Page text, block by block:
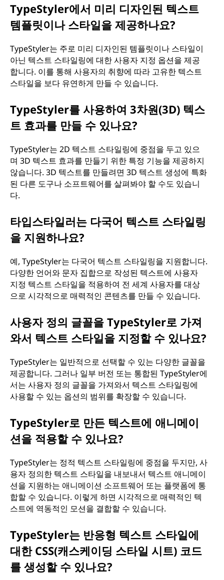
TypeStyler에서 미리 디자인된 텍스트
템플릿이나 스타일을 제공하나요?
TypeStyler는 주로 미리 디자인된 템플릿이나 스타일이
아닌 텍스트 스타일링에 대한 사용자 지정 옵션을 제공
합니다. 이를 통해 사용자의 취향에 따라 고유한 텍스트
스타일을 보다 유연하게 만들 수 있습니다.
TypeStyler를 사용하여 3차원(3D) 텍스
트 효과를 만들 수 있나요?
TypeStyler는 2D 텍스트 스타일링에 중점을 두고 있으
며 3D 텍스트 효과를 만들기 위한 특정 기능을 제공하지
않습니다. 3D 텍스트를 만들려면 3D 텍스트 생성에 특화
된 다른 도구나 소프트웨어를 살펴봐야 할 수도 있습니
다.
타입스타일러는 다국어 텍스트 스타일링
을 지원하나요?
예, TypeStyler는 다국어 텍스트 스타일링을 지원합니다.
다양한 언어와 문자 집합으로 작성된 텍스트에 사용자
지정 텍스트 스타일을 적용하여 전 세계 사용자를 대상
으로 시각적으로 매력적인 콘텐츠를 만들 수 있습니다.
사용자 정의 글꼴을 TypeStyler로 가져
와서 텍스트 스타일을 지정할 수 있나요?
TypeStyler는 일반적으로 선택할 수 있는 다양한 글꼴을
제공합니다. 그러나 일부 버전 또는 통합된 TypeStyler에
서는 사용자 정의 글꼴을 가져와서 텍스트 스타일링에
사용할 수 있는 옵션의 범위를 확장할 수 있습니다.
TypeStyler로 만든 텍스트에 애니메이
션을 적용할 수 있나요?
TypeStyler는 정적 텍스트 스타일링에 중점을 두지만, 사
용자 정의한 텍스트 스타일을 내보내서 텍스트 애니메이
션을 지원하는 애니메이션 소프트웨어 또는 플랫폼에 통
합할 수 있습니다. 이렇게 하면 시각적으로 매력적인 텍
스트에 역동적인 모션을 결합할 수 있습니다.
TypeStyler는 반응형 텍스트 스타일에
대한 CSS(캐스케이딩 스타일 시트) 코드
를 생성할 수 있나요?